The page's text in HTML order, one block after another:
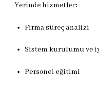
Yerinde hizmetler:
Firma süreç analizi
Sistem kurulumu ve
Personel eğitimi